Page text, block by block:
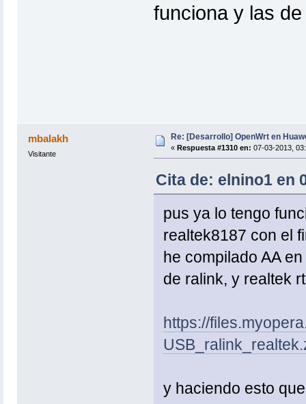
funciona y las
mbalakh
Visitante
Re: [Desarrollo] OpenWrt en
« Respuesta #1310 en: 07-03-2013,
Cita de: elnino1 en
pus ya lo tengo
realtek8187 con el
he compilado AA
de ralink, y realtek
https://
y haciendo esto